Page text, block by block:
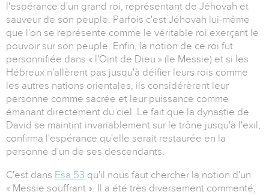
l'espérance d'un grand roi, représentant de Jéhovah et
sauveur de son peuple. Parfois c'est Jéhovah lui-même
que l'on se représente comme le véritable roi exerçant le
pouvoir sur son peuple. Enfin, la notion de ce roi fut
personnifiée dans « l'Oint de Dieu » (le Messie) et si les
Hébreux n'allèrent pas jusqu'à déifier leurs rois comme
les autres nations orientales, ils considérèrent leur
personne comme sacrée et leur puissance comme
émanant directement du ciel. Le fait que la dynastie de
David se maintint invariablement sur le trône jusqu'à l'exil,
confirma l'espérance qu'elle serait restaurée en la
personne d'un de ses descendants.
C'est dans Esa 53 qu'il nous faut chercher la notion d'un
« Messie souffrant ». Il a été très diversement commenté,